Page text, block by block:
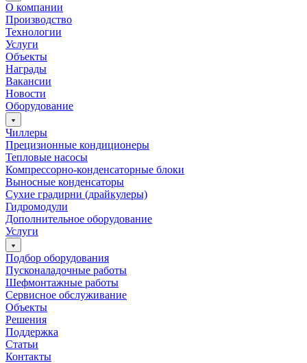
О компании
Производство
Технологии
Услуги
Объекты
Награды
Вакансии
Новости
Оборудование
Чиллеры
Прецизионные кондиционеры
Тепловые насосы
Компрессорно-конденсаторные блоки
Выносные конденсаторы
Сухие градирни (драйкулеры)
Гидромодули
Дополнительное оборудование
Услуги
Подбор оборудования
Пусконаладочные работы
Шефмонтажные работы
Сервисное обслуживание
Объекты
Решения
Поддержка
Статьи
Контакты